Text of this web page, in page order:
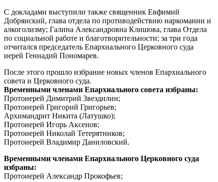
С докладами выступили также священник Евфимий
Добрянский, глава отдела по противодействию наркомании и
алкоголизму; Галина Александровна Клишова, глава Отдела
по социальной работе и благотворительности; за три года
отчитался председатель Епархиального Церковного суда
иерей Геннадий Пономарев.
После этого прошло избрание новых членов Епархиального
совета и Церковного суда.
Временными членами Епархиального совета избраны:
Протоиерей Димитрий Звездилин;
Протоиерей Григорий Григорьев;
Архимандрит Никита (Латушко);
Протоиерей Игорь Аксенов;
Протоиерей Николай Тетерятников;
Протоиерей Владимир Даниловский.
Временными членами Епархиального Церковного суда
избраны:
Протоиерей Александр Прокофьев;